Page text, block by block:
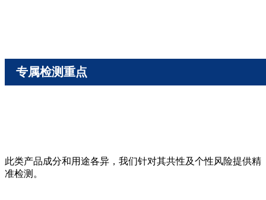
专属检测重点
此类产品成分和用途各异，我们针对其共性及个性风险提供精
准检测。